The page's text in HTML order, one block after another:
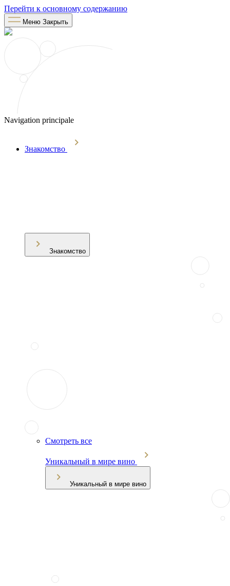
Перейти к основному содержанию
Меню Закрыть
Navigation principale
Знакомство
Знакомство
Смотреть все
Уникальный в мире вино
Уникальный в мире вино